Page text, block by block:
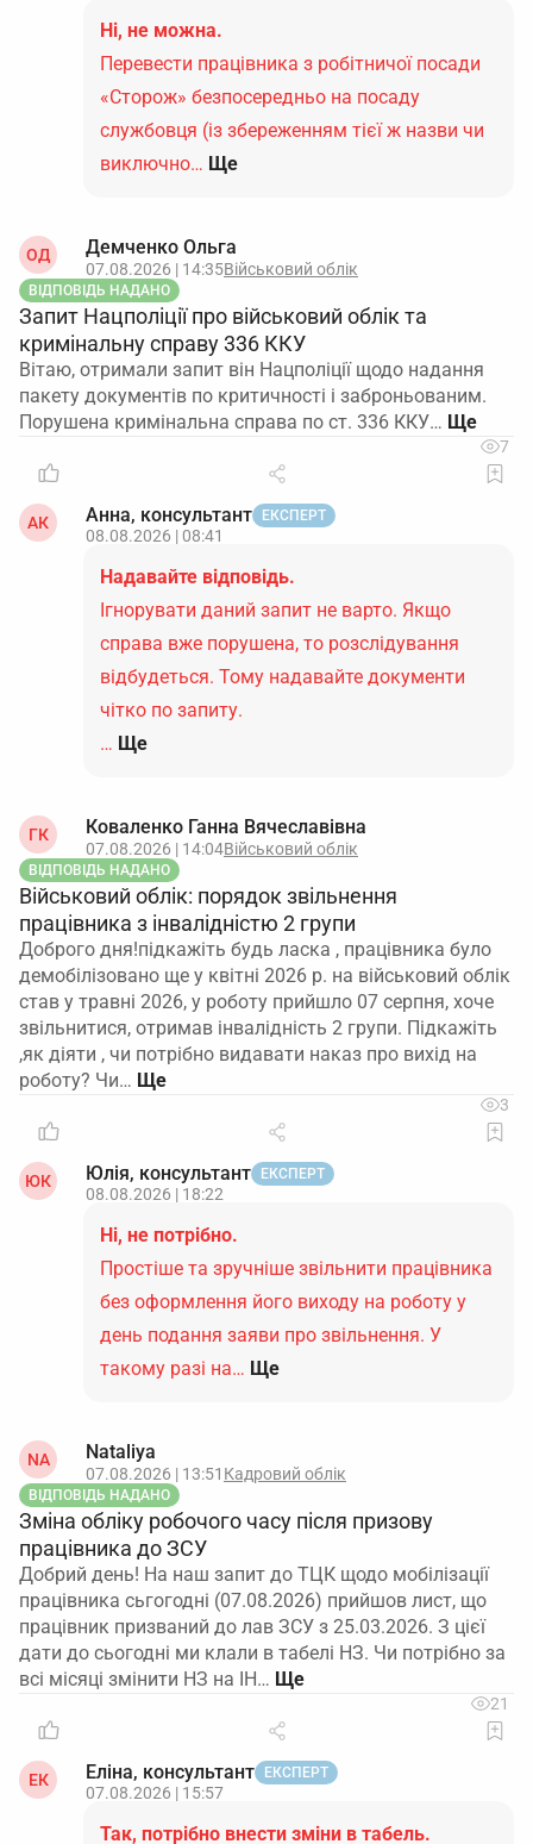
Ні, не можна.
Перевести працівника з робітничої посади
«Сторож» безпосередньо на посаду
службовця (із збереженням тієї ж назви чи
виключно… Ще
ОД Демченко Ольга
07.08.2026 | 14:35Військовий облік
ВІДПОВІДЬ НАДАНО
Запит Нацполіції про військовий облік та
кримінальну справу 336 ККУ
Вітаю, отримали запит він Нацполіції щодо надання
пакету документів по критичності і заброньованим.
Порушена кримінальна справа по ст. 336 ККУ…
7
АК Анна, консультант ЕКСПЕРТ
08.08.2026 | 08:41
Надавайте відповідь.
Ігнорувати даний запит не варто. Якщо
справа вже порушена, то розслідування
відбудеться. Тому надавайте документи
чітко по запиту.
… Ще
ГК Коваленко Ганна Вячеславівна
07.08.2026 | 14:04Військовий облік
ВІДПОВІДЬ НАДАНО
Військовий облік: порядок звільнення
працівника з інвалідністю 2 групи
Доброго дня!підкажіть будь ласка , працівника було
демобілізовано ще у квітні 2026 р. на військовий облік
став у травні 2026, у роботу прийшло 07 серпня, хоче
звільнитися, отримав інвалідність 2 групи. Підкажіть
,як діяти , чи потрібно видавати наказ про вихід на
роботу? Чи…
3
ЮК Юлія, консультант ЕКСПЕРТ
08.08.2026 | 18:22
Ні, не потрібно.
Простіше та зручніше звільнити працівника
без оформлення його виходу на роботу у
день подання заяви про звільнення. У
такому разі на… Ще
NA Nataliya
07.08.2026 | 13:51 Кадровий облік
ВІДПОВІДЬ НАДАНО
Зміна обліку робочого часу після призову
працівника до ЗСУ
Добрий день! На наш запит до ТЦК щодо мобілізації
працівника сьгогодні (07.08.2026) прийшов лист, що
працівник призваний до лав ЗСУ з 25.03.2026. З цієї
дати до сьогодні ми клали в табелі НЗ. Чи потрібно за
всі місяці змінити НЗ на ІН…
21
ЕК Еліна, консультант ЕКСПЕРТ
07.08.2026 | 15:57
Так, потрібно внести зміни в табель.